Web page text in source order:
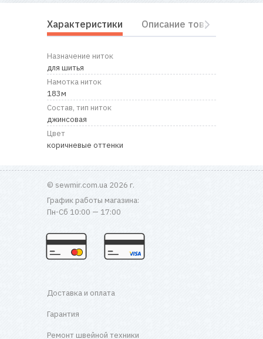
Контакты
нас
Характеристики Описание товара
Назначение ниток
для шитья
Намотка ниток
183м
Состав, тип ниток
джинсовая
Цвет
коричневые оттенки
© sewmir.com.ua 2026 г.
График работы магазина:
Пн-Сб 10:00 — 17:00
Доставка и оплата
Гарантия
Ремонт швейной техники